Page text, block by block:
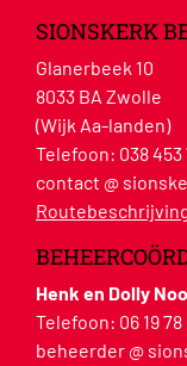
SIONSKERK
Glanerbeek 10
8033 BA Zwolle
(Wijk Aa-landen)
Telefoon: 038 453
contact @
Henk en Dolly
Telefoon: 06 19 78
beheerder @